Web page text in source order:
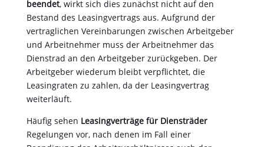
beendet, wirkt sich dies zunächst nicht auf den
Bestand des Leasingvertrags aus. Aufgrund der
vertraglichen Vereinbarungen zwischen Arbeitgeber
und Arbeitnehmer muss der Arbeitnehmer das
Dienstrad an den Arbeitgeber zurückgeben. Der
Arbeitgeber wiederum bleibt verpflichtet, die
Leasingraten zu zahlen, da der Leasingvertrag
weiterläuft.
Häufig sehen Leasingverträge für Diensträder
Regelungen vor, nach denen im Fall einer